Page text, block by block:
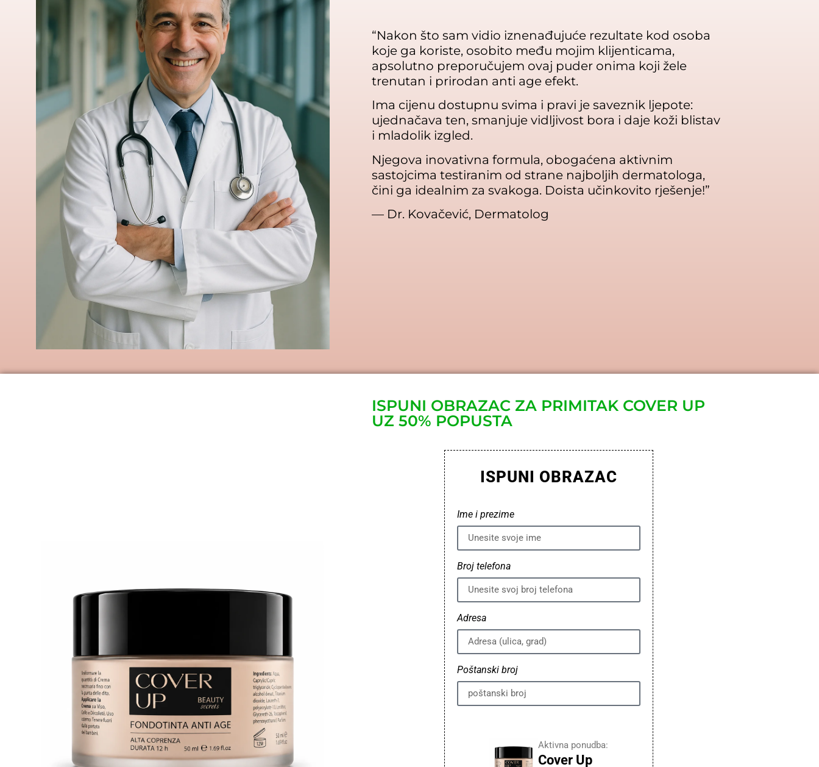
“Nakon što sam vidio iznenađujuće rezultate kod osoba
koje ga koriste, osobito među mojim klijenticama,
apsolutno preporučujem ovaj puder onima koji žele
trenutan i prirodan anti age efekt.
Ima cijenu dostupnu svima i pravi je saveznik ljepote:
ujednačava ten, smanjuje vidljivost bora i daje koži blistav
i mladolik izgled.
Njegova inovativna formula, obogaćena aktivnim
sastojcima testiranim od strane najboljih dermatologa,
čini ga idealnim za svakoga. Doista učinkovito rješenje!”
— Dr. Kovačević, Dermatolog
ISPUNI OBRAZAC ZA PRIMITAK COVER UP
UZ 50% POPUSTA
ISPUNI OBRAZAC
Ime i prezime
Broj telefona
Adresa
Poštanski broj
Aktivna ponudba:
Cover Up